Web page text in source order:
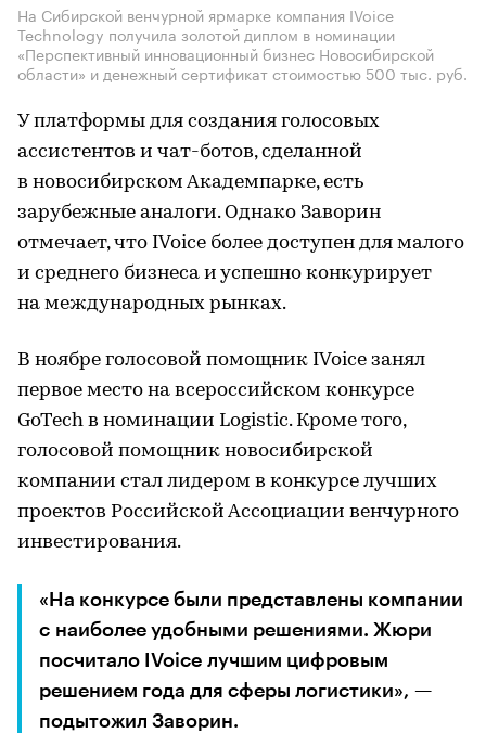
На Сибирской венчурной ярмарке компания IVoice
Technology получила золотой диплом в номинации
«Перспективный инновационный бизнес Новосибирской
области» и денежный сертификат стоимостью 500 тыс. руб.
У платформы для создания голосовых
ассистентов и чат-ботов, сделанной
в новосибирском Академпарке, есть
зарубежные аналоги. Однако Заворин
отмечает, что IVoice более доступен для малого
и среднего бизнеса и успешно конкурирует
на международных рынках.
В ноябре голосовой помощник IVoice занял
первое место на всероссийском конкурсе
GoTech в номинации Logistic. Кроме того,
голосовой помощник новосибирской
компании стал лидером в конкурсе лучших
проектов Российской Ассоциации венчурного
инвестирования.
«На конкурсе были представлены компании
с наиболее удобными решениями. Жюри
посчитало IVoice лучшим цифровым
решением года для сферы логистики», —
подытожил Заворин.